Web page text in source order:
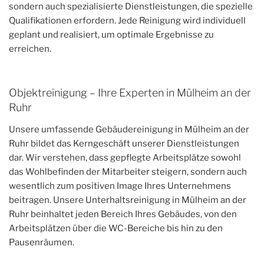
sondern auch spezialisierte Dienstleistungen, die spezielle
Qualifikationen erfordern. Jede Reinigung wird individuell
geplant und realisiert, um optimale Ergebnisse zu
erreichen.
Objektreinigung – Ihre Experten in Mülheim an der
Ruhr
Unsere umfassende Gebäudereinigung in Mülheim an der
Ruhr bildet das Kerngeschäft unserer Dienstleistungen
dar. Wir verstehen, dass gepflegte Arbeitsplätze sowohl
das Wohlbefinden der Mitarbeiter steigern, sondern auch
wesentlich zum positiven Image Ihres Unternehmens
beitragen. Unsere Unterhaltsreinigung in Mülheim an der
Ruhr beinhaltet jeden Bereich Ihres Gebäudes, von den
Arbeitsplätzen über die WC-Bereiche bis hin zu den
Pausenräumen.